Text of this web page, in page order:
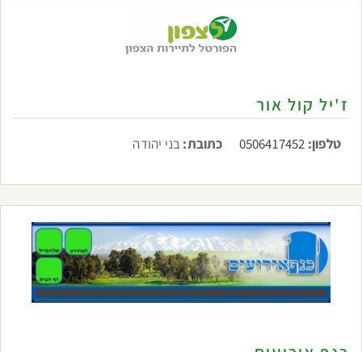
ז'יל קול אור
טלפון: 0506417452 כתובת:בני יהודה